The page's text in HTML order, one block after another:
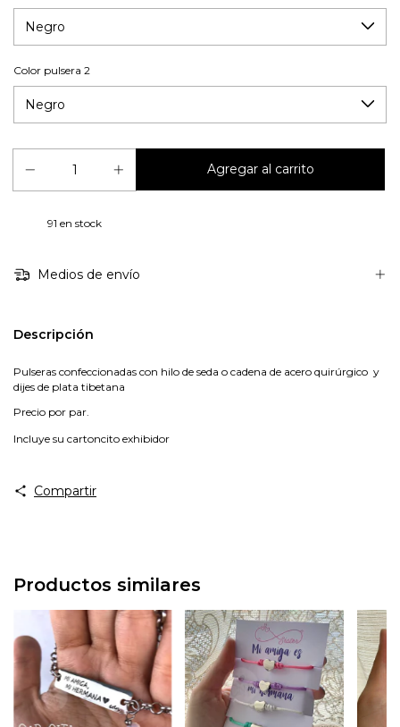
Color pulsera 2
91 en stock
Medios de envío
Descripción
Pulseras confeccionadas con hilo de seda o cadena de acero quirúrgico y
dijes de plata tibetana
Precio por par.
Incluye su cartoncito exhibidor
Compartir
Productos similares